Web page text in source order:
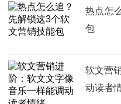
热点怎
包
软文营
动读者